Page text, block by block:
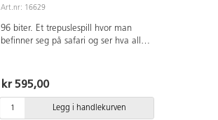
Art.nr: 16629
96 biter. Et trepuslespill hvor man
befinner seg på safari og ser hva alle
3 år.
kr 595,00
Legg i handlekurven